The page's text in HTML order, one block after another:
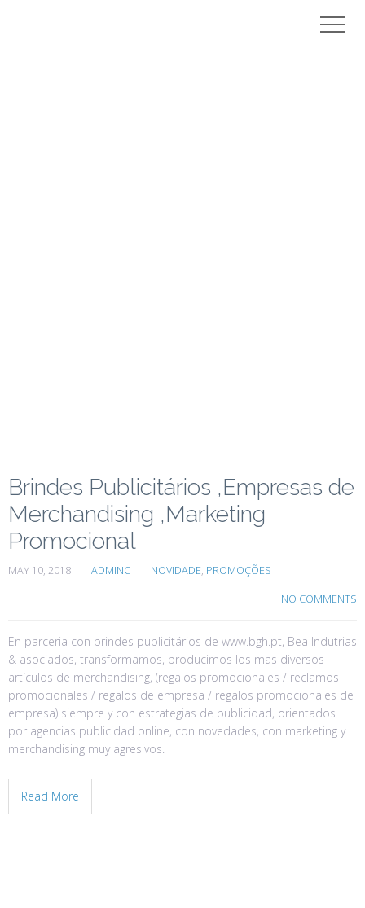
Brindes Publicitários ,Empresas de
Merchandising ,Marketing
Promocional
MAY 10, 2018 ADMINC NOVIDADE, PROMOÇÕES
NO COMMENTS
En parceria con brindes publicitários de www.bgh.pt, Bea Indutrias
& asociados, transformamos, producimos los mas diversos
artículos de merchandising, (regalos promocionales / reclamos
promocionales / regalos de empresa / regalos promocionales de
empresa) siempre y con estrategias de publicidad, orientados
por agencias publicidad online, con novedades, con marketing y
merchandising muy agresivos.
Read More